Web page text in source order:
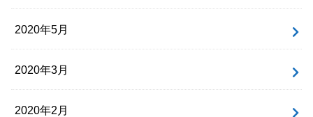
2020年5月
2020年3月
2020年2月